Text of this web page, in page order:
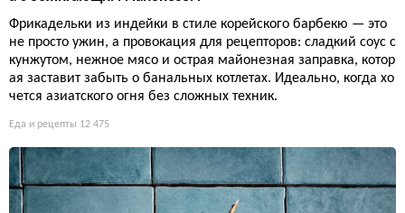
Фрикадельки из индейки в стиле корейского барбекю — это
не просто ужин, а провокация для рецепторов: сладкий соус с
кунжутом, нежное мясо и острая майонезная заправка, котор
ая заставит забыть о банальных котлетах. Идеально, когда хо
чется азиатского огня без сложных техник.
Еда и рецепты 12 475